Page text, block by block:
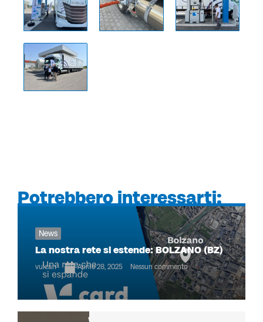
Potrebbero interessarti:
News
La nostra rete si estende: BOLZANO (BZ)
vulcan Aprile 28, 2025 Nessun commento